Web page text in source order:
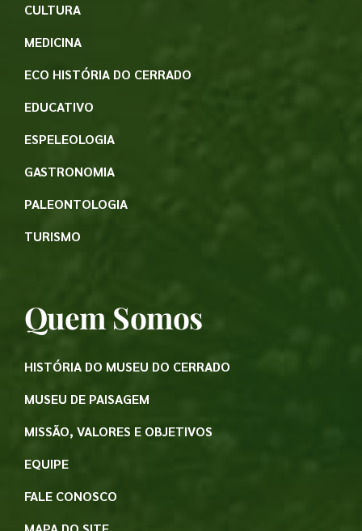
CULTURA
MEDICINA
ECO HISTÓRIA DO CERRADO
EDUCATIVO
ESPELEOLOGIA
GASTRONOMIA
PALEONTOLOGIA
TURISMO
Quem Somos
HISTÓRIA DO MUSEU DO CERRADO
MUSEU DE PAISAGEM
MISSÃO, VALORES E OBJETIVOS
EQUIPE
FALE CONOSCO